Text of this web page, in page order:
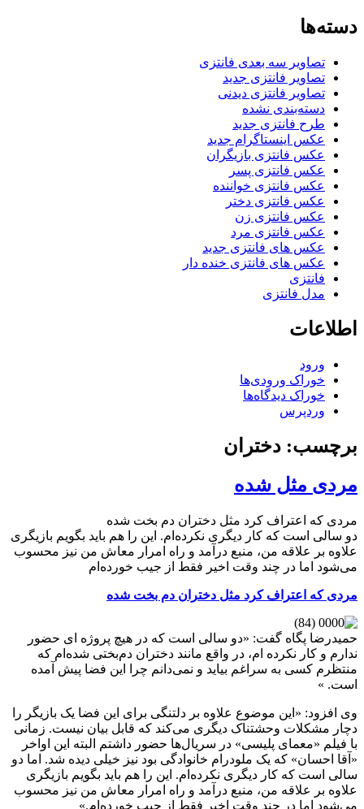
دسته‌ها
تصاویر سه بعدی فانتزی
تصاویر فانتزی جدید
تصاویر فانتزی دیدنی
دسته‌بندی نشده
طرح فانتزی جدید
عکس اینستاگرام جدید
عکس فانتزی بازیگران
عکس فانتزی پسر
عکس فانتزی خواننده
عکس فانتزی دختر
عکس فانتزی زن
عکس فانتزی مرد
عکس های فانتزی جدید
عکس های فانتزی خنده دار
فانتزی
مدل فانتزی
اطلاعات
ورود
خوراک ورودی‌ها
خوراک دیدگاه‌ها
وردپرس
برچسب: دختران
مردی مثل شده‌
مردی که اعتراف کرد مثل دختران دم بخت شده‌
دو سالی است که کار دیگری نکرده‌ام. این را هم باید بگویم بازیگری
علاوه بر علاقه من، منبع درآمد و راه امرار معاش من نیز محسوب
می‌شود اما در چند وقت اخیر فقط از جیب خورده‌ام
مردی که اعتراف کرد مثل دختران دم بخت شده‌
حمیدرضا پگاه گفت: «دو سالی است که در هیچ پروژه ای حضور
ندارم و کار نکرده ام، در واقع مانند دختران دم‌بختی شده‌ام که
منتظرم کسی به سراغم بیاید و نمی‌دانم چرا این فضا پیش آمده
است. »
وی افزود: «این موضوع علاوه بر دلتنگی برای این فضا یک بازیگر را
دچار مشکلات وحشتناک دیگری می‌کند که قابل بیان نیست. زمانی
با فیلم «معمای پلیسی» در سریال‌ها حضور داشتم البته این اواخر
«آقا احسان» که یک ملودرام خانوادگی بود نیز خیلی دیده شد. اما دو
سالی است که کار دیگری نکرده‌ام. این را هم باید بگویم بازیگری
علاوه بر علاقه من، منبع درآمد و راه امرار معاش من نیز محسوب
می‌شود اما در چند وقت اخیر فقط از جیب خورده‌ام.»